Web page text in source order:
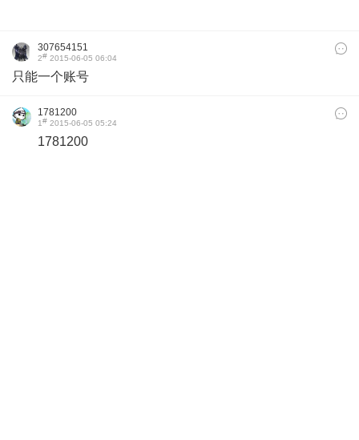
307654151
2# 2015-06-05 06:04
只能一个账号
1781200
1# 2015-06-05 05:24
1781200